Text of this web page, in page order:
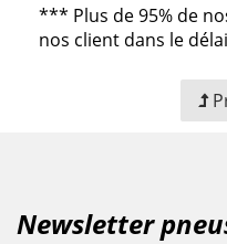
*** Plus de 95% de
nos client dans le
Newsletter